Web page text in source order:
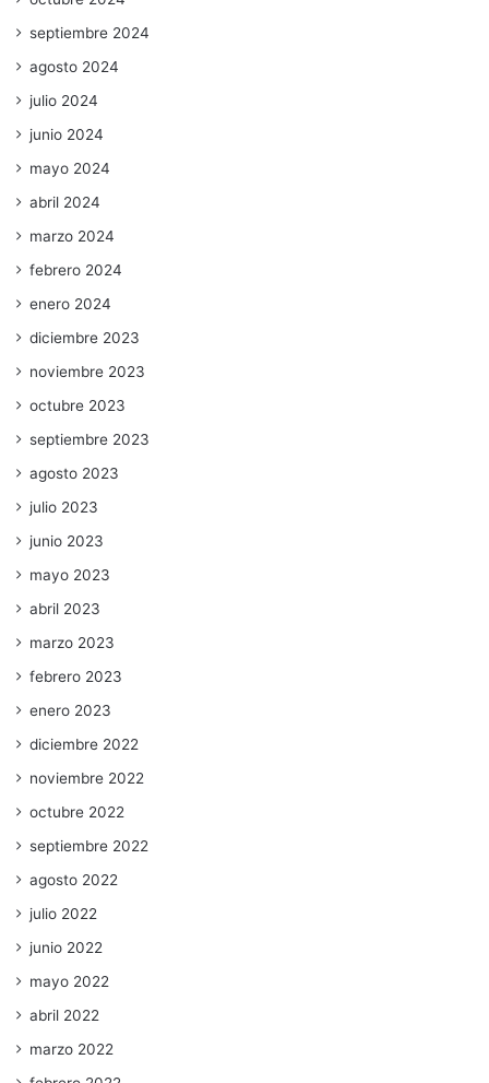
septiembre 2024
agosto 2024
julio 2024
junio 2024
mayo 2024
abril 2024
marzo 2024
febrero 2024
enero 2024
diciembre 2023
noviembre 2023
octubre 2023
septiembre 2023
agosto 2023
julio 2023
junio 2023
mayo 2023
abril 2023
marzo 2023
febrero 2023
enero 2023
diciembre 2022
noviembre 2022
octubre 2022
septiembre 2022
agosto 2022
julio 2022
junio 2022
mayo 2022
abril 2022
marzo 2022